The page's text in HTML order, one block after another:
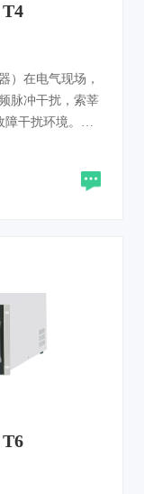
）在电气现场，
脉冲干扰，索莘
障干扰环境。此
器件、造成整机
、接地端口开展